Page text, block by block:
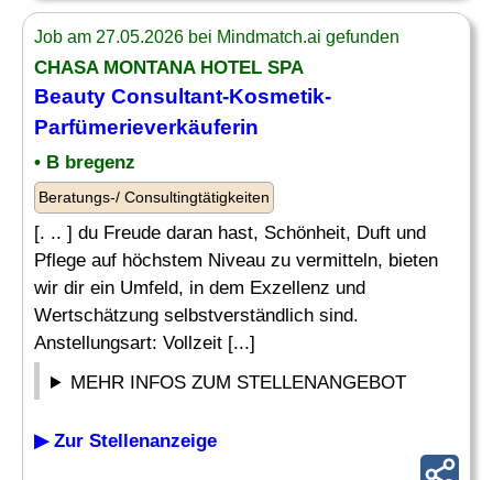
Job am 27.05.2026 bei Mindmatch.ai gefunden
CHASA MONTANA HOTEL SPA
Beauty Consultant-Kosmetik-
Parfümerieverkäuferin
• B bregenz
Beratungs-/ Consultingtätigkeiten
[. .. ] du Freude daran hast, Schönheit, Duft und
Pflege auf höchstem Niveau zu vermitteln, bieten
wir dir ein Umfeld, in dem Exzellenz und
Wertschätzung selbstverständlich sind.
Anstellungsart: Vollzeit [...]
MEHR INFOS ZUM STELLENANGEBOT
▶ Zur Stellenanzeige